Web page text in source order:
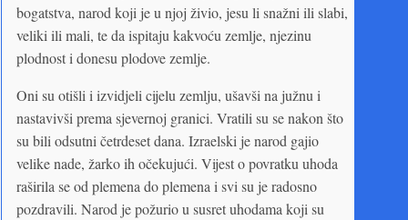
bogatstva, narod koji je u njoj živio, jesu li snažni ili slabi,
veliki ili mali, te da ispitaju kakvoću zemlje, njezinu
plodnost i donesu plodove zemlje.
Oni su otišli i izvidjeli cijelu zemlju, ušavši na južnu i
nastavivši prema sjevernoj granici. Vratili su se nakon što
su bili odsutni četrdeset dana. Izraelski je narod gajio
velike nade, žarko ih očekujući. Vijest o povratku uhoda
raširila se od plemena do plemena i svi su je radosno
pozdravili. Narod je požurio u susret uhodama koji su